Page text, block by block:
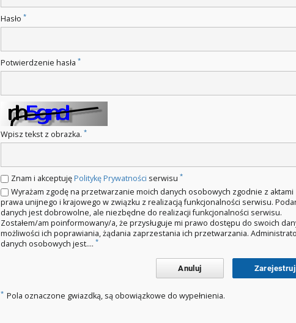
Hasło *
Potwierdzenie hasła *
Wpisz tekst z obrazka. *
Znam i akceptujęPolitykę Prywatności serwisu *
Wyrażam zgodę na przetwarzanie moich danych osobowych zgodnie z aktami
prawa unijnego i krajowego w związku z realizacją funkcjonalności serwisu.
danych jest dobrowolne, ale niezbędne do realizacji funkcjonalności serwisu.
Zostałem/am poinformowany/a, że przysługuje mi prawo dostępu do swoich
możliwości ich poprawiania, żądania zaprzestania ich przetwarzania.
danych osobowych jest.... *
Anuluj Zarejestruj
* Pola oznaczone gwiazdką, są obowiązkowe do wypełnienia.